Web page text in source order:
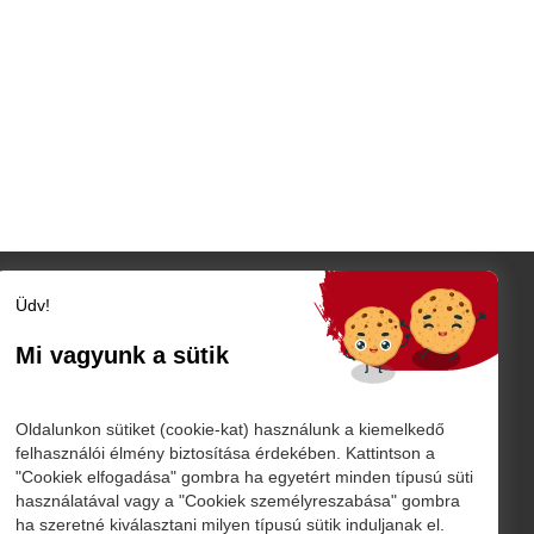
Szatmár megye
Szatmárnémeti
Nagykároly
Belföld
Külföld
Sport
Üdv!
Mi vagyunk a sütik
Oldalunkon sütiket (cookie-kat) használunk a kiemelkedő
felhasználói élmény biztosítása érdekében. Kattintson a
"Cookiek elfogadása" gombra ha egyetért minden típusú süti
használatával vagy a "Cookiek személyreszabása" gombra
ha szeretné kiválasztani milyen típusú sütik induljanak el.